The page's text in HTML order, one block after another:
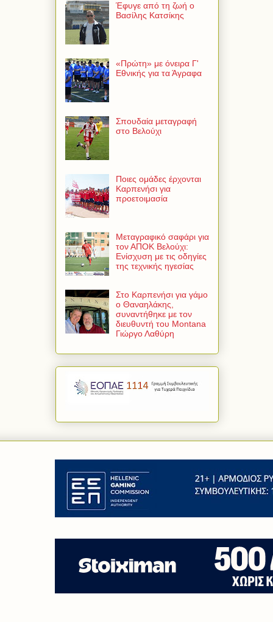
Έφυγε από τη ζωή ο
Βασίλης Κατσίκης
«Πρώτη» με όνειρα Γ'
Εθνικής για τα Άγραφα
Σπουδαία μεταγραφή
στο Βελούχι
Ποιες ομάδες έρχονται
Καρπενήσι για
προετοιμασία
Μεταγραφικό σαφάρι για
τον ΑΠΟΚ Βελούχι:
Ενίσχυση με τις οδηγίες
της τεχνικής ηγεσίας
Στο Καρπενήσι για γάμο
ο Θαναηλάκης,
συναντήθηκε με τον
διευθυντή του Montana
Γιώργο Λαθύρη